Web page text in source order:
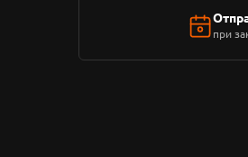
при